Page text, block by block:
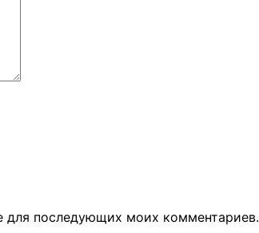
для последующих моих комментариев.